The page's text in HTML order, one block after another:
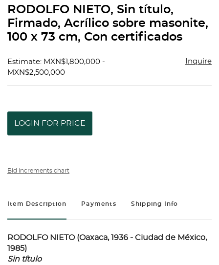
RODOLFO NIETO, Sin título,
Firmado, Acrílico sobre masonite,
100 x 73 cm, Con certificados
Estimate: MXN$1,800,000 -
MXN$2,500,000
Inquire
LOGIN FOR PRICE
Bid increments chart
Item Description Payments Shipping Info
RODOLFO NIETO (Oaxaca, 1936 - Ciudad de México,
1985)
Sin título